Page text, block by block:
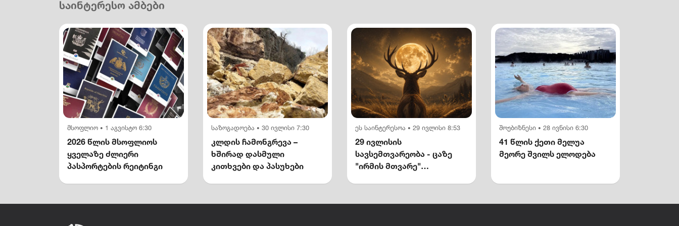
საინტერესო ამბები
მსოფლიო • 1 აგვისტო 6:30
2026 წლის მსოფლიოს
ყველაზე ძლიერი
პასპორტების რეიტინგი
საზოგადოება • 30 ივლისი 7:30
კლდის ჩამონგრევა –
ხშირად დასმული
კითხვები და პასუხები
ეს საინტერესოა • 29 ივლისი 8:53
29 ივლისის
სავსემთვარეობა - ცაზე
"ირმის მთვარე"
შოუბიზნესი • 28 ივნისი 6:30
41 წლის ქეთი მელუა
მეორე შვილს ელოდება